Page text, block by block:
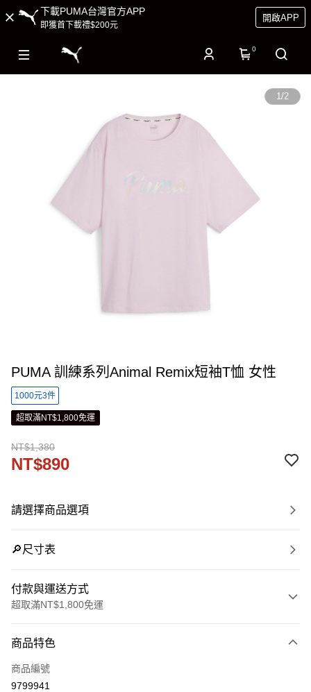
下載PUMA台灣官方APP
即獲首下載禮$200元
開啟APP
0
1/2
PUMA 訓練系列Animal Remix短袖T恤 女性
1000元3件
超取滿NT$1,800免運
NT$1,380
NT$890
請選擇商品選項
🔎尺寸表
付款與運送方式
超取滿NT$1,800免運
信用卡一次付款
LINE Pay
商品特色
商品編號
9799941